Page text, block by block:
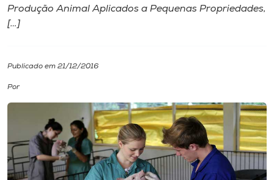
I.nova
Diplomados
Cultura
CPA
Biblioteca
Produção Animal Aplicados a Pequenas Propriedades,
[…]
Publicado em 21/12/2016
Por